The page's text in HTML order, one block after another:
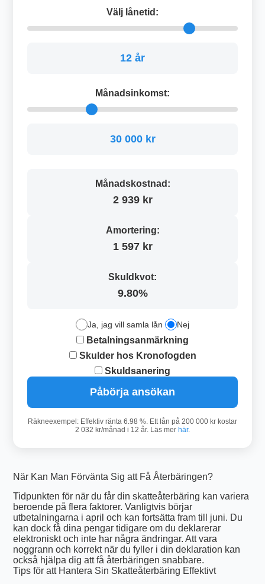
Välj lånetid:
12 år
Månadsinkomst:
30 000 kr
Månadskostnad:
2 939 kr
Amortering:
1 597 kr
Skuldkvot:
9.80%
Ja, jag vill samla lån Nej
Betalningsanmärkning
Skulder hos Kronofogden
Skuldsanering
Påbörja ansökan
Räkneexempel: Effektiv ränta 6.98 %. Ett lån på 200 000 kr kostar
2 032 kr/månad i 12 år. Läs mer här.
När Kan Man Förvänta Sig att Få Återbäringen?
Tidpunkten för när du får din skatteåterbäring kan variera
beroende på flera faktorer. Vanligtvis börjar
utbetalningarna i april och kan fortsätta fram till juni. Du
kan dock få dina pengar tidigare om du deklarerar
elektroniskt och inte har några ändringar. Att vara
noggrann och korrekt när du fyller i din deklaration kan
också hjälpa dig att få återbäringen snabbare.
Tips för att Hantera Sin Skatteåterbäring Effektivt